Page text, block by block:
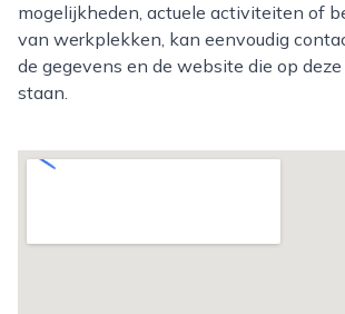
mogelijkheden, actuele activiteiten of
van werkplekken, kan eenvoudig
de gegevens en de website die op
staan.